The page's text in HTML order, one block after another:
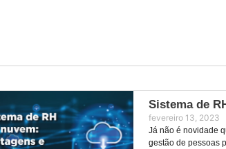
Sistema de
fevereiro 13, 2023
Já não é novidade
gestão de pessoas